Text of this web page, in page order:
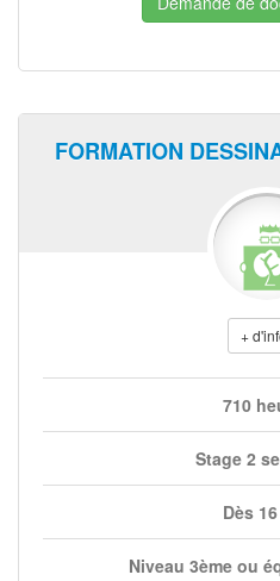
FORMATION
+
710
Stage 2
Dès
Niveau 3ème ou